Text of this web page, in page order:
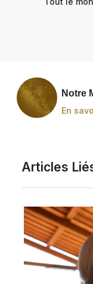
Notre
En
Articles